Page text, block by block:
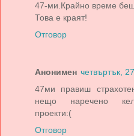
47-ми.Крайно време
Това е краят!
Отговор
Анонимен четвъртък,
47ми правиш
нещо наречено
проекти:(
Отговор